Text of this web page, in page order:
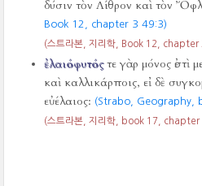
δύσιν τὸν Λίθρον καὶ τὸν
Book 12, chapter 3 49:3)
(스트라본, 지리학, Book 12, chapter
ἐλαιόφυτόςτε γὰρ μόνος ἐστὶ
καὶ καλλικάρποις, εἰ δὲ
εὐέλαιος: (Strabo, Geography,
(스트라본, 지리학, book 17, chapter